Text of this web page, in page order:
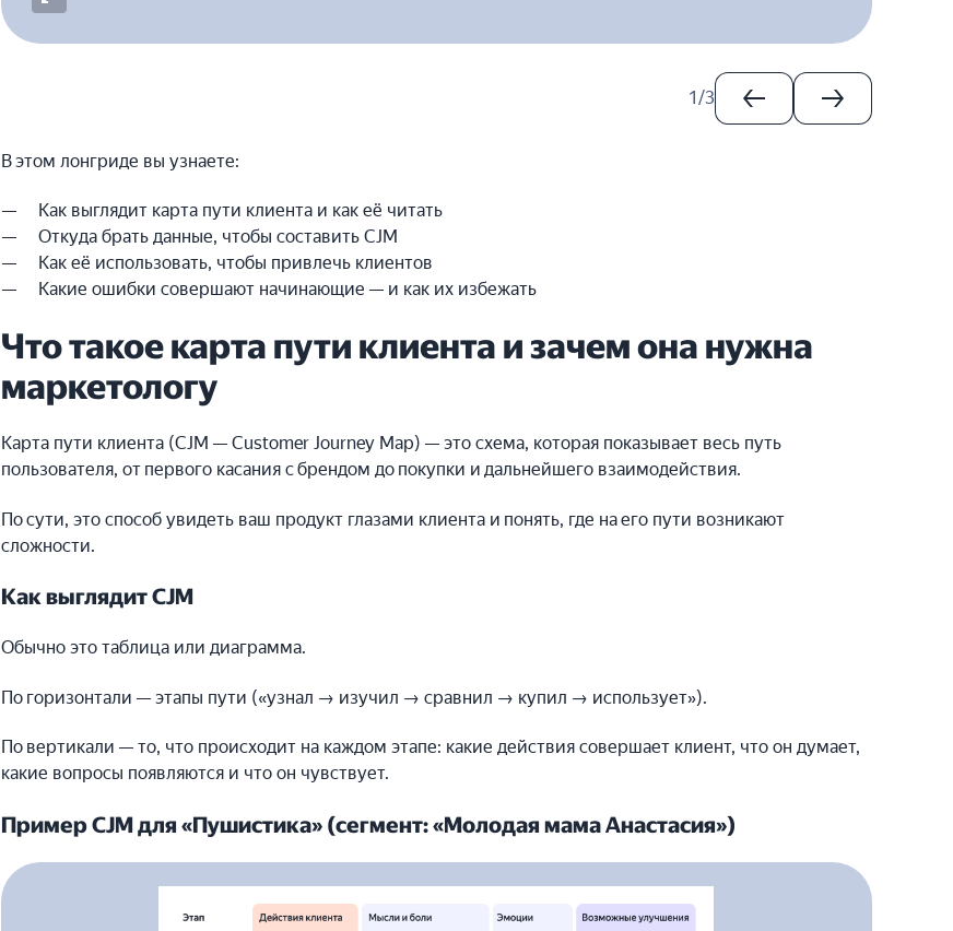
1/3
В этом лонгриде вы узнаете:
Как выглядит карта пути клиента и как её читать
Откуда брать данные, чтобы составить CJM
Как её использовать, чтобы привлечь клиентов
Какие ошибки совершают начинающие — и как их избежать
Что такое карта пути клиента и зачем она нужна
маркетологу
Карта пути клиента (CJM — Customer Journey Map) — это схема, которая показывает весь путь
пользователя, от первого касания с брендом до покупки и дальнейшего взаимодействия.
По сути, это способ увидеть ваш продукт глазами клиента и понять, где на его пути возникают
сложности.
Как выглядит CJM
Обычно это таблица или диаграмма.
По горизонтали — этапы пути («узнал → изучил → сравнил → купил → использует»).
По вертикали — то, что происходит на каждом этапе: какие действия совершает клиент, что он думает,
какие вопросы появляются и что он чувствует.
Пример CJM для «Пушистика» (сегмент: «Молодая мама Анастасия»)